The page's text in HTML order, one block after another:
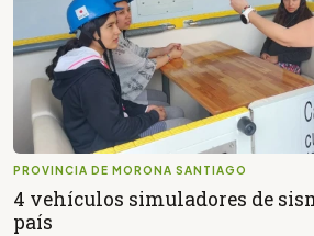
PROVINCIA DE MORONA SANTIAGO
4 vehículos simuladores de
país